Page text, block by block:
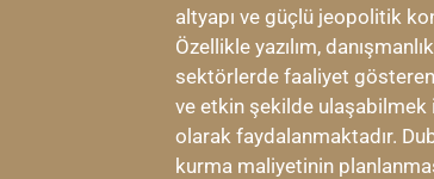
altyapı ve güçlü jeopolitik
Özellikle yazılım,
sektörlerde faaliyet gösteren
ve etkin şekilde ulaşabilmek
olarak faydalanmaktadır.
kurma maliyetinin